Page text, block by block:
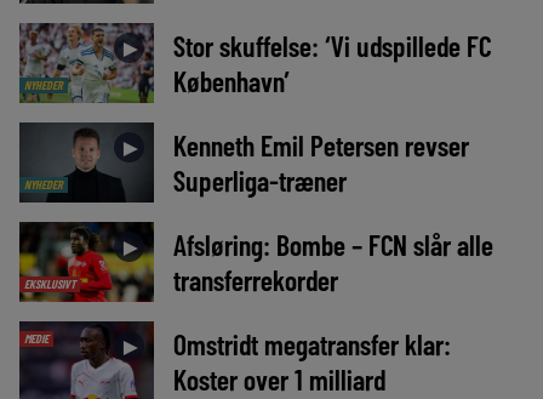
NYHEDER
►
Stor skuffelse: ‘Vi udspillede FC
København’
NYHEDER
►
Kenneth Emil Petersen revser
Superliga-træner
EKSKLUSIVT
►
Afsløring: Bombe – FCN slår alle
transferrekorder
MEDIE ►
Omstridt megatransfer klar:
Koster over 1 milliard